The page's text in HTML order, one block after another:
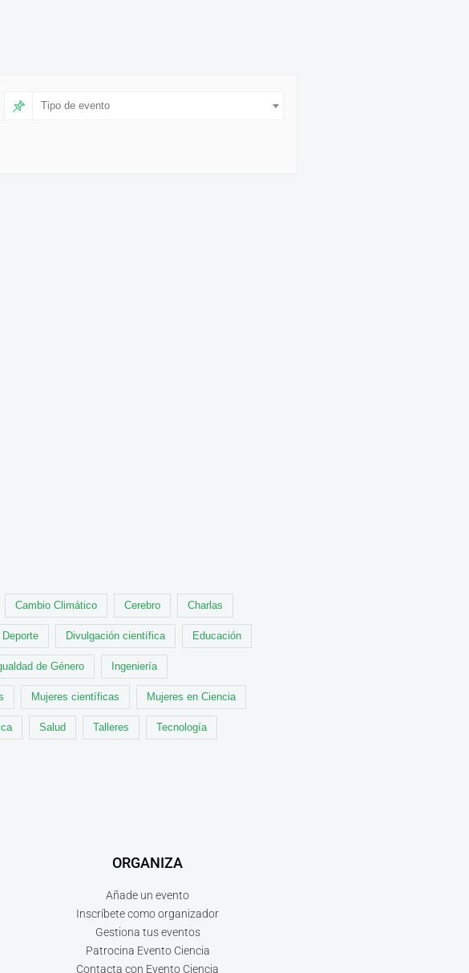
Tipo de evento
Cambio Climático Cerebro Charlas
Deporte Divulgación científica Educación
de Género Ingeniería
Mujeres científicas Mujeres en Ciencia
Salud Talleres Tecnología
ORGANIZA
Añade un evento
Inscríbete como organizador
Gestiona tus eventos
Patrocina Evento Ciencia
Contacta con Evento Ciencia